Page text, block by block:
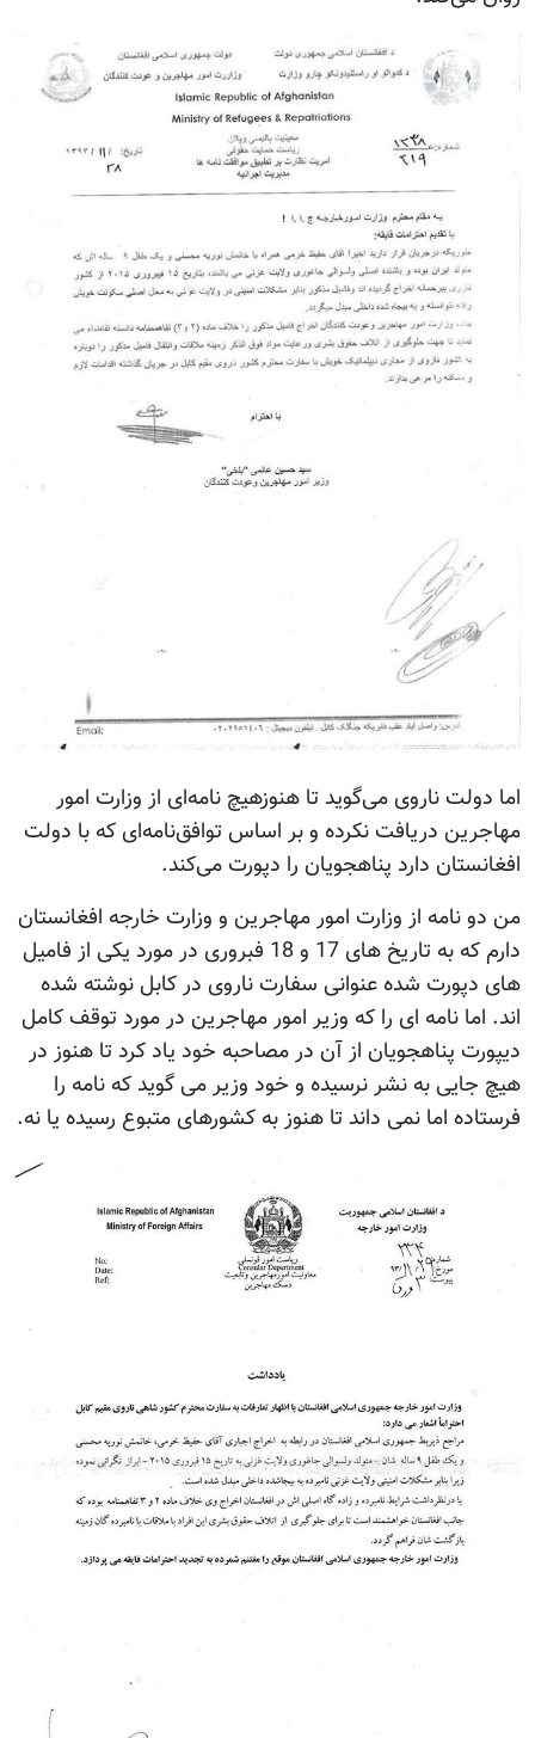
اما دولت ناروی می‌گوید تا هنوزهیچ نامه‌ای از وزارت امور
مهاجرین دریافت نکرده و بر اساس توافق‌نامه‌ای که با دولت
افغانستان دارد پناهجویان را دپورت می‌کند.
من دو نامه از وزارت امور مهاجرین و وزارت خارجه افغانستان
دارم که به تاریخ های 17 و 18 فبروری در مورد یکی از فامیل
های دپورت شده عنوانی سفارت ناروی در کابل نوشته شده
اند. اما نامه ای را که وزیر امور مهاجرین در مورد توقف کامل
دیپورت پناهجویان از آن در مصاحبه خود یاد کرد تا هنوز در
هیچ جایی به نشر نرسیده و خود وزیر می گوید که نامه را
فرستاده اما نمی داند تا هنوز به کشورهای متبوع رسیده یا نه.